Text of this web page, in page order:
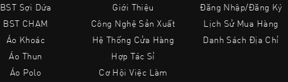
BST Sợi Dứa
BST CHẠM
Áo Khoác
Áo Thun
Áo Polo
Giới Thiệu
Công Nghệ Sản Xuất
Hệ Thống Cửa Hàng
Hợp Tác Sỉ
Cơ Hội Việc Làm
Đăng Nhập/Đăng Ký
Lịch Sử Mua Hàng
Danh Sách Địa Chỉ